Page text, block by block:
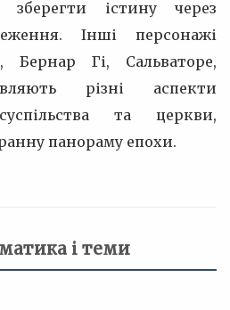
істину через
Інші персонажі
Бернар Гі, Сальваторе,
різні аспекти
та церкви,
панораму епохи.
і теми